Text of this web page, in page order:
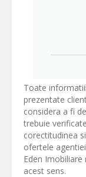
Toate
prezentate
considera a fi
trebuie
corectitudinea
ofertele
Eden Imobiliare
acest sens.